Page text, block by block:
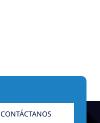
CONTÁCTANOS